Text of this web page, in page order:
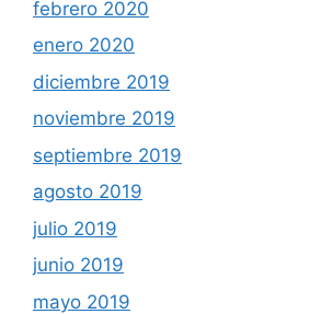
febrero 2020
enero 2020
diciembre 2019
noviembre 2019
septiembre 2019
agosto 2019
julio 2019
junio 2019
mayo 2019